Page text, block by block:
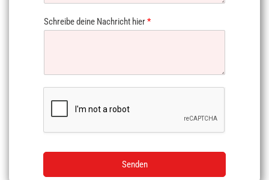
Schreibe deine Nachricht hier*
Senden